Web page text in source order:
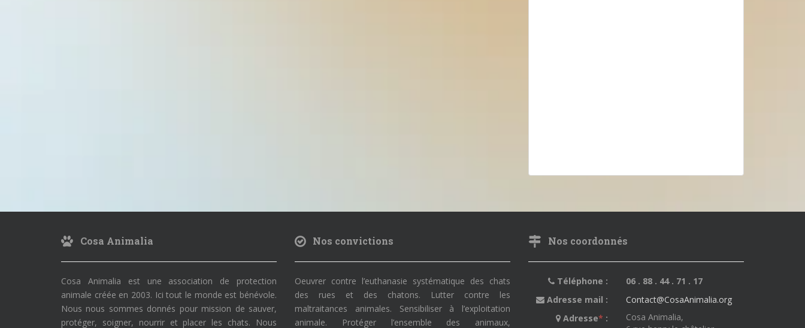
Cosa Animalia
Cosa Animalia est une association de protection
animale créée en 2003. Ici tout le monde est bénévole.
Nous nous sommes donnés pour mission de sauver,
protéger, soigner, nourrir et placer les chats. Nous
Nos convictions
Oeuvrer contre l’euthanasie systématique des chats
des rues et des chatons. Lutter contre les
maltraitances animales. Sensibiliser à l’exploitation
animale. Protéger l’ensemble des animaux,
Nos coordonnés
Téléphone :
06 . 88 . 44 . 71 . 17
Adresse mail :
Contact@CosaAnimalia.org
Adresse* :
Cosa Animalia,